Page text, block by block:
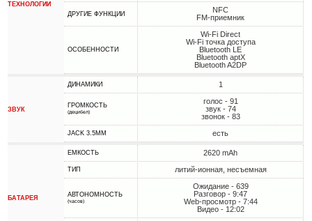
ТЕХНОЛОГИИ
ДРУГИЕ ФУНКЦИИ
NFC
FM-приемник
ОСОБЕННОСТИ
Wi-Fi Direct
Wi-Fi точка доступа
Bluetooth LE
Bluetooth aptX
Bluetooth A2DP
ЗВУК
ДИНАМИКИ 1
ГРОМКОСТЬ
(децибел)
голос - 91
звук - 74
звонок - 83
JACK 3.5MM есть
БАТАРЕЯ
ЕМКОСТЬ 2620 mAh
ТИП литий-ионная, несъемная
АВТОНОМНОСТЬ
(часов)
Ожидание - 639
Разговор - 9:47
Web-просмотр - 7:44
Видео - 12:02